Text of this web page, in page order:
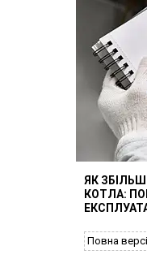
ЯК
КОТЛА:
Повна